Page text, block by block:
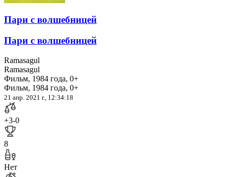
Пари с волшебницей
Пари с волшебницей
Ramasagul
Ramasagul
Фильм, 1984 года, 0+
Фильм, 1984 года, 0+
21 апр. 2021 г., 12:34:18
+3-0
8
Нет